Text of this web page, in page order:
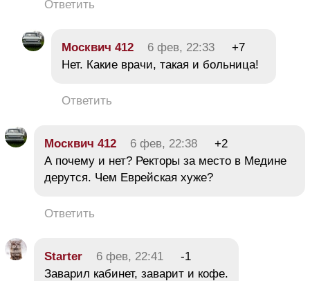
Ответить
Москвич 412 6 фев, 22:33
+7
Нет. Какие врачи, такая и больница!
Ответить
Москвич 412 6 фев, 22:38
+2
А почему и нет? Ректоры за место в Медине
дерутся. Чем Еврейская хуже?
Ответить
Starter 6 фев, 22:41
-1
Заварил кабинет, заварит и кофе.